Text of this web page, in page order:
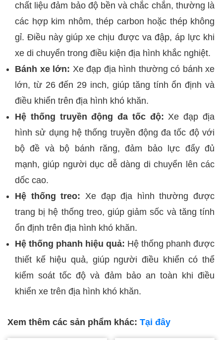
chất liệu đảm bảo độ bền và chắc chắn, thường là
các hợp kim nhôm, thép carbon hoặc thép không
gỉ. Điều này giúp xe chịu được va đập, áp lực khi
xe di chuyển trong điều kiện địa hình khắc nghiệt.
Bánh xe lớn: Xe đạp địa hình thường có bánh xe
lớn, từ 26 đến 29 inch, giúp tăng tính ổn định và
điều khiển trên địa hình khó khăn.
Hệ thống truyền động đa tốc độ: Xe đạp địa
hình sử dụng hệ thống truyền động đa tốc độ với
bộ đề và bộ bánh răng, đảm bảo lực đẩy đủ
mạnh, giúp người dục dễ dàng di chuyển lên các
dốc cao.
Hệ thống treo: Xe đạp địa hình thường được
trang bị hệ thống treo, giúp giảm sốc và tăng tính
ổn định trên địa hình khó khăn.
Hệ thống phanh hiệu quả: Hệ thống phanh được
thiết kế hiệu quả, giúp người điều khiển có thể
kiểm soát tốc độ và đảm bảo an toàn khi điều
khiển xe trên địa hình khó khăn.
Xem thêm các sản phẩm khác: Tại đây